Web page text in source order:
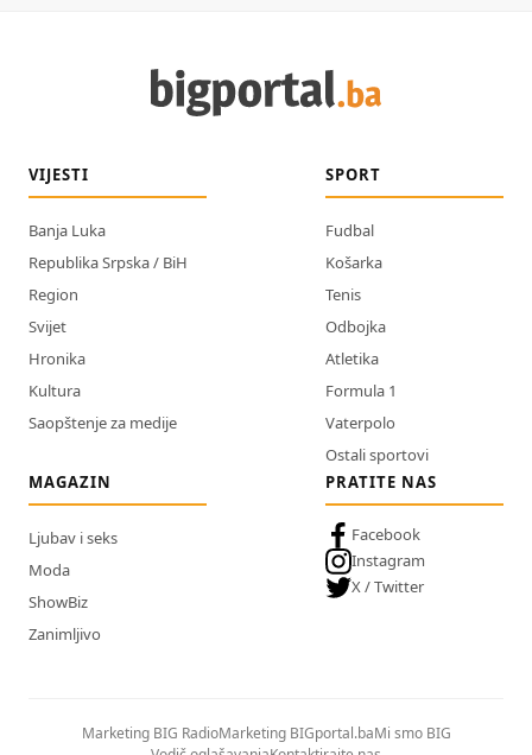
VIJESTI
Banja Luka
Republika Srpska / BiH
Region
Svijet
Hronika
Kultura
Saopštenje za medije
SPORT
Fudbal
Košarka
Tenis
Odbojka
Atletika
Formula 1
Vaterpolo
Ostali sportovi
MAGAZIN
Ljubav i seks
Moda
ShowBiz
Zanimljivo
PRATITE NAS
Facebook
Instagram
X / Twitter
Marketing BIG RadioMarketing BIGportal.baMi smo BIG